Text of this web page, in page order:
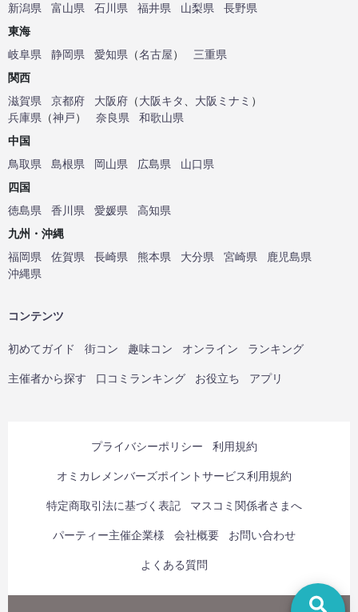
新潟県
富山県 石川県 福井県 山梨県
長野県
東海
岐阜県
静岡県 愛知県 （名古屋）
三重県
関西
滋賀県
京都府 大阪府 （大阪キタ 大阪ミナミ ）
兵庫県 （神戸） 奈良県
和歌山県
中国
鳥取県
島根県 岡山県 広島県
山口県
四国
徳島県
香川県 愛媛県
高知県
九州・沖縄
福岡県
佐賀県 長崎県 熊本県 大分県 宮崎県
鹿児島県
沖縄県
コンテンツ
初めてガイド 街コン 趣味コン オンライン ランキング
主催者から探す 口コミランキング お役立ち アプリ
プライバシーポリシー 利用規約
オミカレメンバーズポイントサービス利用規約
特定商取引法に基づく表記 マスコミ関係者さまへ
パーティー主催企業様 会社概要 お問い合わせ
よくある質問